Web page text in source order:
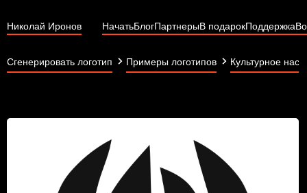
Николай Иронов НачатьБлогПартнерыВ подарокПоддержка
Сгенерировать логотип Примеры логотипов Культурное